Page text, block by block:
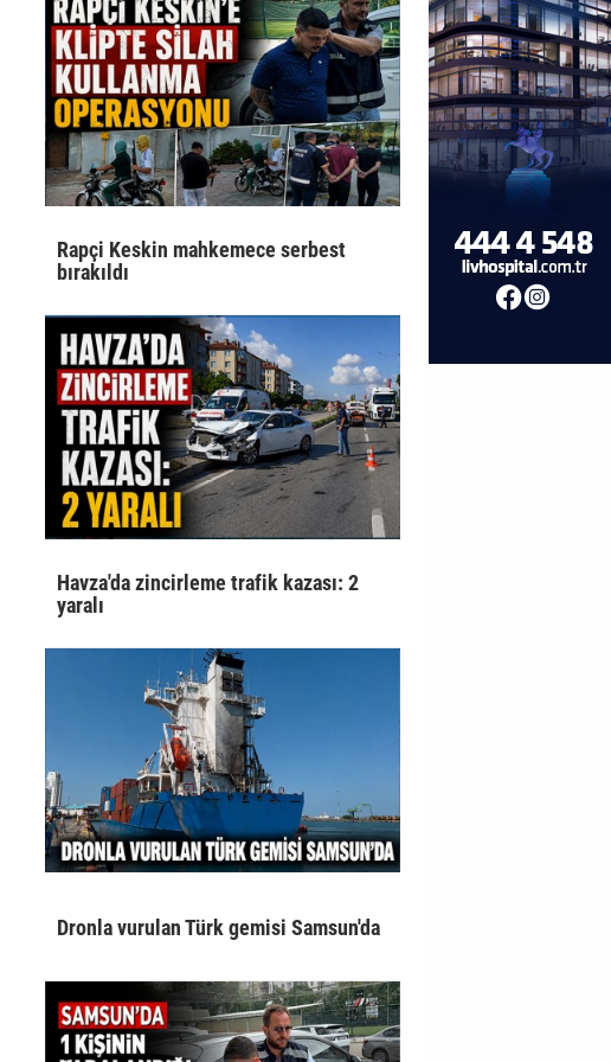
Rapçi Keskin mahkemece serbest
bırakıldı
Havza'da zincirleme trafik kazası: 2
yaralı
Dronla vurulan Türk gemisi Samsun'da